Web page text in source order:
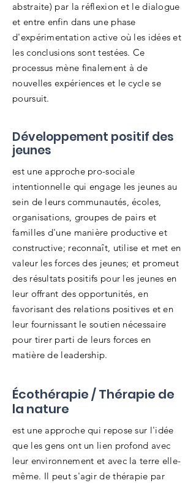
abstraite) par la réflexion et le dialogue
et entre enfin dans une phase
d'expérimentation active où les idées et
les conclusions sont testées. Ce
processus mène finalement à de
nouvelles expériences et le cycle se
poursuit.
Développement positif des
jeunes
est une approche pro-sociale
intentionnelle qui engage les jeunes au
sein de leurs communautés, écoles,
organisations, groupes de pairs et
familles d'une manière productive et
constructive; reconnaît, utilise et met en
valeur les forces des jeunes; et promeut
des résultats positifs pour les jeunes en
leur offrant des opportunités, en
favorisant des relations positives et en
leur fournissant le soutien nécessaire
pour tirer parti de leurs forces en
matière de leadership.
Écothérapie / Thérapie de
la nature
est une approche qui repose sur l'idée
que les gens ont un lien profond avec
leur environnement et avec la terre elle-
même. Il peut s'agir de thérapie par